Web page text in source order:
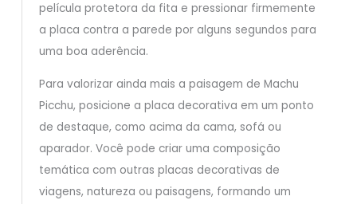
película protetora da fita e pressionar firmemente
a placa contra a parede por alguns segundos para
uma boa aderência.
Para valorizar ainda mais a paisagem de Machu
Picchu, posicione a placa decorativa em um ponto
de destaque, como acima da cama, sofá ou
aparador. Você pode criar uma composição
temática com outras placas decorativas de
viagens, natureza ou paisagens, formando um